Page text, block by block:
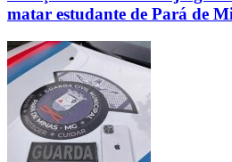
matar estudante de Pará de